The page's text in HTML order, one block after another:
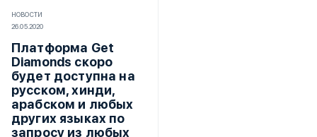
НОВОСТИ
26.05.2020
Платформа Get
Diamonds скоро
будет доступна на
русском, хинди,
арабском и любых
других языках по
запросу из любых